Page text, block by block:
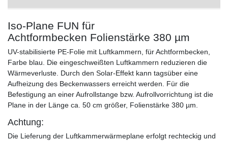
Iso-Plane FUN für
Achtformbecken Folienstärke 380 µm
UV-stabilisierte PE-Folie mit Luftkammern, für Achtformbecken,
Farbe blau. Die eingeschweißten Luftkammern reduzieren die
Wärmeverluste. Durch den Solar-Effekt kann tagsüber eine
Aufheizung des Beckenwassers erreicht werden. Für die
Befestigung an einer Aufrollstange bzw. Aufrollvorrichtung ist die
Plane in der Länge ca. 50 cm größer, Folienstärke 380 µm.
Achtung:
Die Lieferung der Luftkammerwärmeplane erfolgt rechteckig und